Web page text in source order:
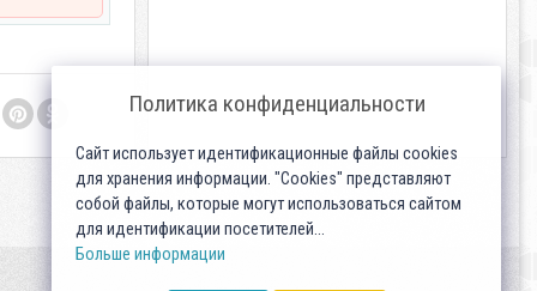
Политика конфиденциальности
Сайт использует идентификационные файлы cookies
для хранения информации. "Cookies" представляют
собой файлы, которые могут использоваться сайтом
для идентификации посетителей...
Больше информации